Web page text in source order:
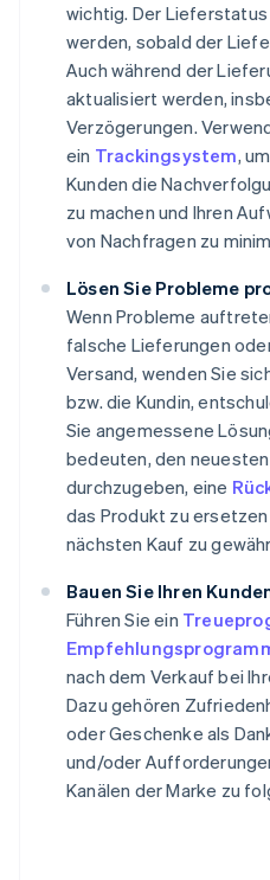
wichtig. Der
werden, sobald der
Auch während der
aktualisiert werden,
Verzögerungen.
ein Trackingsystem,
Kunden die
zu machen und Ihren
von Nachfragen zu
Lösen Sie Probleme
Wenn Probleme
falsche Lieferungen
Versand, wenden Sie
bzw. die Kundin,
Sie angemessene
bedeuten, den
durchzugeben, eine
das Produkt zu
nächsten Kauf zu
Bauen Sie Ihren
Führen Sie ein
nach dem Verkauf bei
Dazu gehören
oder Geschenke als
und/oder
Kanälen der Marke zu